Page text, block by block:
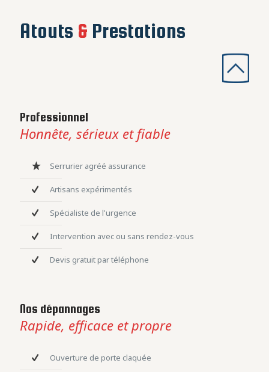
Atouts & Prestations
Professionnel
Honnête, sérieux et fiable
Serrurier agréé assurance
Artisans expérimentés
Spécialiste de l'urgence
Intervention avec ou sans rendez-vous
Devis gratuit par téléphone
Nos dépannages
Rapide, efficace et propre
Ouverture de porte claquée